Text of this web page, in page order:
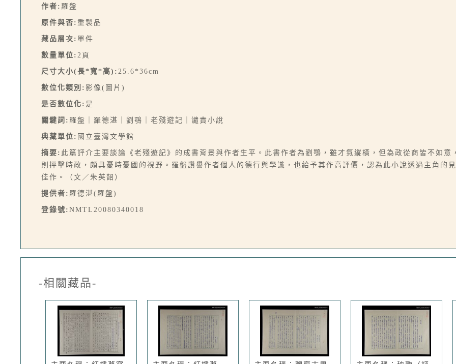
作者: 羅盤
原件與否: 重製品
藏品層次: 單件
數量單位: 2頁
尺寸大小(長*寬*高): 25.6*36cm
數位化類別: 影像(圖片)
是否數位化: 是
關鍵詞: 羅盤｜羅德湛｜劉鶚｜老殘遊記｜譴責小說
典藏單位: 國立臺灣文學館
摘要: 此篇評介主要談論《老殘遊記》的成書背景與作者生平。此書作者為劉鶚，雖才氣縱橫，但為政從商皆不如
則抨擊時政，頗具憂時憂國的視野。羅盤讚譽作者個人的德行與學識，也給予其作高評價，認為此小說透過主角的
佳作。（文／朱英韶）
提供者: 羅德湛(羅盤)
登錄號: NMTL20080340018
-相關藏品-